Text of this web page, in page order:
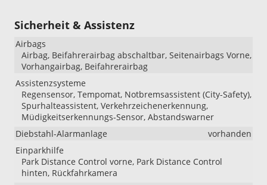
Sicherheit & Assistenz
Airbags
Airbag, Beifahrerairbag abschaltbar, Seitenairbags Vorne,
Vorhangairbag, Beifahrerairbag
Assistenzsysteme
Regensensor, Tempomat, Notbremsassistent (City-Safety),
Spurhalteassistent, Verkehrzeichenerkennung,
Müdigkeitserkennungs-Sensor, Abstandswarner
Diebstahl-Alarmanlage
vorhanden
Einparkhilfe
Park Distance Control vorne, Park Distance Control
hinten, Rückfahrkamera